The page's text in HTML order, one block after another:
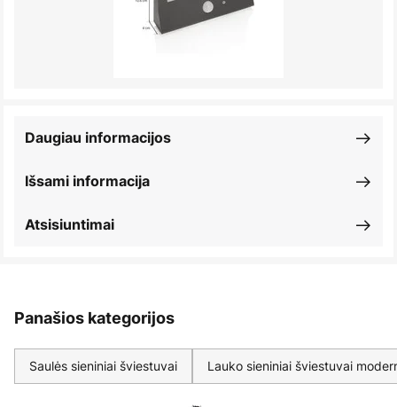
Išsami informacija
Daugiau informacijos
Atsisiuntimai
Panašios kategorijos
Saulės sieniniai šviestuvai Lauko sieniniai šviestuvai